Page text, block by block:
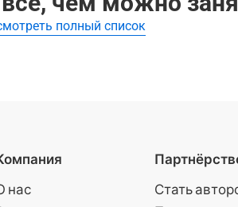
развлечения в помещении в Роторуа
полный список
нас
Стать